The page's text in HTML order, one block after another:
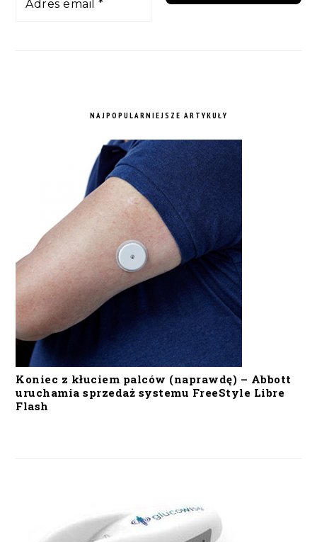
NAJPOPULARNIEJSZE ARTYKUŁY
Koniec z kłuciem palców (naprawdę) – Abbott
uruchamia sprzedaż systemu FreeStyle Libre
Flash